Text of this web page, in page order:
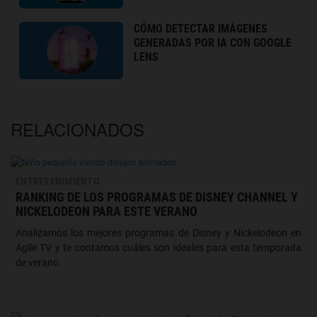
CÓMO DETECTAR IMÁGENES
GENERADAS POR IA CON GOOGLE
LENS
RELACIONADOS
RANKING DE LOS PROGRAMAS DE DISNEY CHANNEL Y
NICKELODEON PARA ESTE VERANO
Analizamos los mejores programas de Disney y Nickelodeon en
Agile TV y te contamos cuáles son ideales para esta temporada
de verano.